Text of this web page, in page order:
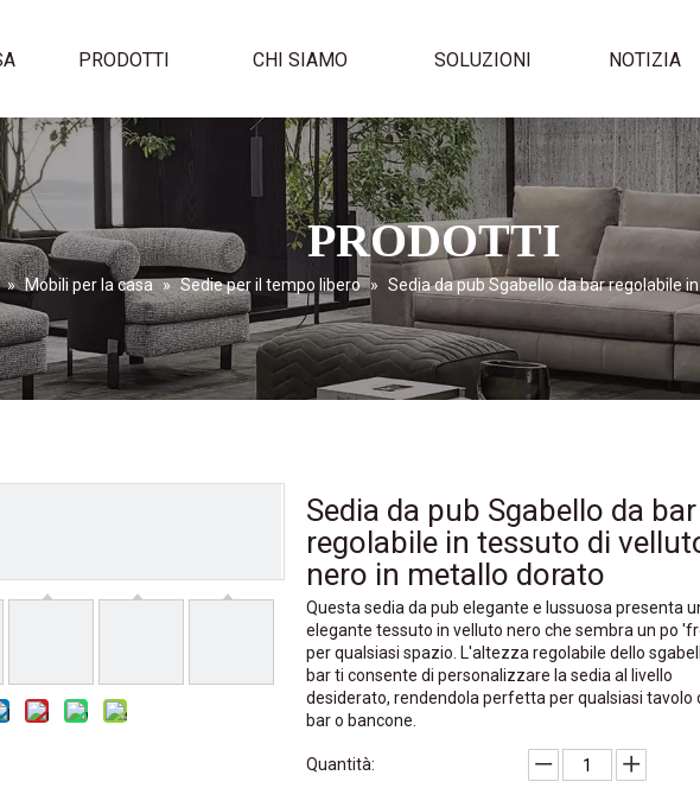
PRODOTTI CHI SIAMO SOLUZIONI NOTIZIA
PRODOTTI
» Mobili per la casa » Sedie per il tempo libero » Sedia da pub Sgabello da bar regolabile
Sedia da pub Sgabello da bar
regolabile in tessuto di
nero in metallo dorato
Questa sedia da pub elegante e lussuosa presenta
elegante tessuto in velluto nero che sembra un po
per qualsiasi spazio. L'altezza regolabile dello
bar ti consente di personalizzare la sedia al livello
desiderato, rendendola perfetta per qualsiasi tavolo
bar o bancone.
Quantità: